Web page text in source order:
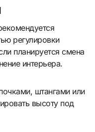
регулировки
планируется смена
интерьера.
штангами или
высоту под